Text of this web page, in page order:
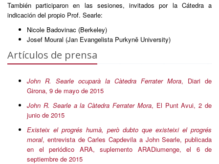
También participaron en las sesiones, invitados por la Cátedra a
indicación del propio Prof. Searle:
Nicole Badovinac (Berkeley)
Josef Moural (Jan Evangelista Purkyně University)
Artículos de prensa
John R. Searle ocuparà la Càtedra Ferrater Mora, Diari de
Girona, 9 de mayo de 2015
John R. Searle a la Càtedra Ferrater Mora, El Punt Avui, 2 de
junio de 2015
Existeix el progrés humà, però dubto que existeixi el progrés
moral, entrevista de Carles Capdevila a John Searle, publicada
en el periódico ARA, suplemento ARADiumenge, el 6 de
septiembre de 2015